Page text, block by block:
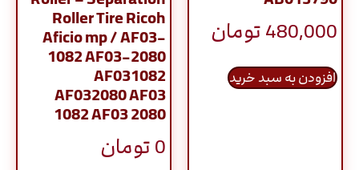
480,000تومان
افزودن به سبد خرید
Roller Tire Ricoh
Aficio mp / AF03-
1082 AF03-2080
AF031082
AF032080 AF03
1082 AF03 2080
0تومان